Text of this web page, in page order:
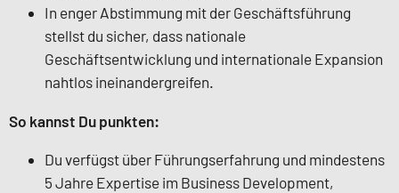
In enger Abstimmung mit der Geschäftsführung
stellst du sicher, dass nationale
Geschäftsentwicklung und internationale Expansion
nahtlos ineinandergreifen.
So kannst Du punkten:
Du verfügst über Führungserfahrung und mindestens
5 Jahre Expertise im Business Development,